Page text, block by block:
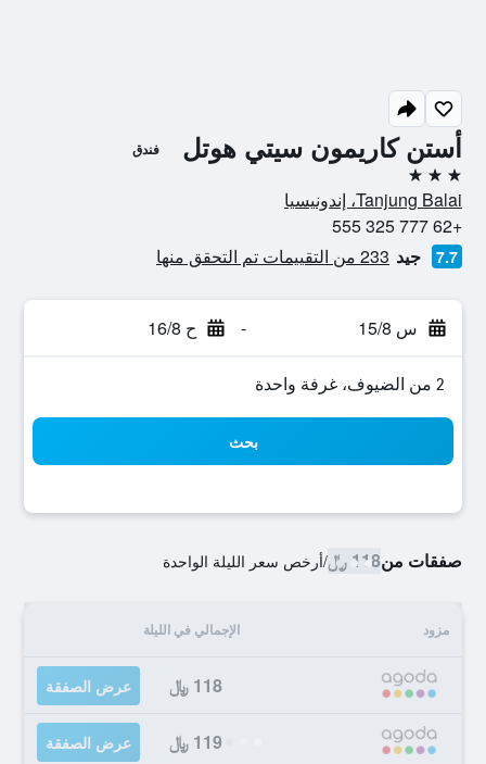
أستن كاريمون سيتي هوتل فندق
3 نجوم
Tanjung Balai، إندونيسيا
+62 777 325 555
7.7 جيد 233 من التقييمات تم التحقق منها
س 15/8 - ح 16/8
2 من الضيوف، غرفة واحدة
بحث
صفقات من118 ﷼ /أرخص سعر الليلة الواحدة
مزود الإجمالي في الليلة
118 ﷼ عرض الصفقة
119 ﷼ عرض الصفقة